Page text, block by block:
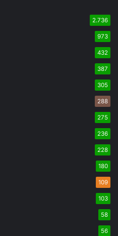
2.736
973
432
387
305
288
275
236
228
180
109
103
58
56